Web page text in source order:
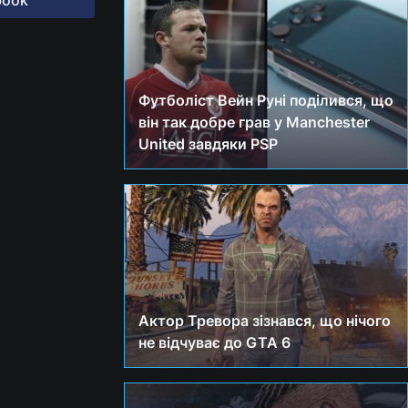
Футболіст Вейн Руні поділився, що
він так добре грав у Manchester
United завдяки PSP
Актор Тревора зізнався, що нічого
не відчуває до GTA 6